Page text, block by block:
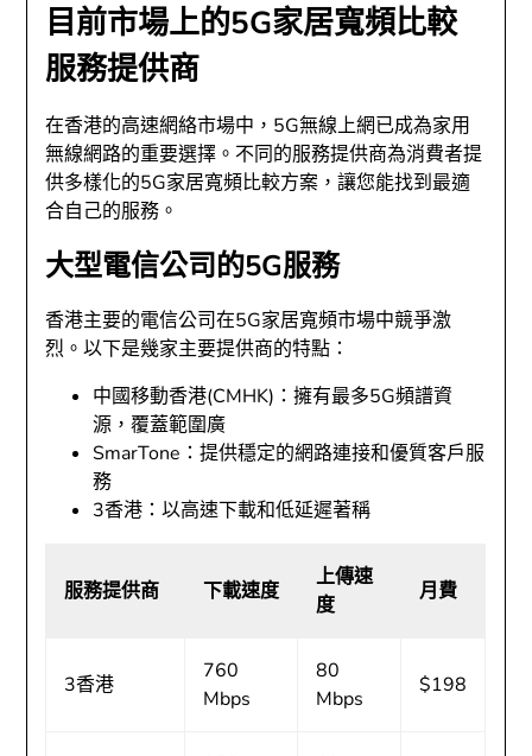
目前市場上的5G家居寬頻比較
服務提供商
在香港的高速網絡市場中，5G無線上網已成為家用
無線網路的重要選擇。不同的服務提供商為消費者提
供多樣化的5G家居寬頻比較方案，讓您能找到最適
合自己的服務。
大型電信公司的5G服務
香港主要的電信公司在5G家居寬頻市場中競爭激
烈。以下是幾家主要提供商的特點：
中國移動香港(CMHK)：擁有最多5G頻譜資
源，覆蓋範圍廣
SmarTone：提供穩定的網路連接和優質客戶服
務
3香港：以高速下載和低延遲著稱
服務提供商 下載速度
上傳速
度
月費
3香港
760
Mbps
80
Mbps
$198